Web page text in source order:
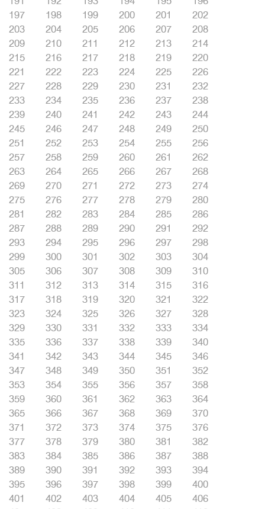
197
198 199 200 201
202
203
204 205 206 207
208
209
210 211 212 213
214
215
216 217 218 219
220
221
222 223 224 225
226
227
228 229 230 231
232
233
234 235 236 237
238
239
240 241 242 243
244
245
246 247 248 249
250
251
252 253 254 255
256
257
258 259 260 261
262
263
264 265 266 267
268
269
270 271 272 273
274
275
276 277 278 279
280
281
282 283 284 285
286
287
288 289 290 291
292
293
294 295 296 297
298
299
300 301 302 303
304
305
306 307 308 309
310
311
312 313 314 315
316
317
318 319 320 321
322
323
324 325 326 327
328
329
330 331 332 333
334
335
336 337 338 339
340
341
342 343 344 345
346
347
348 349 350 351
352
353
354 355 356 357
358
359
360 361 362 363
364
365
366 367 368 369
370
371
372 373 374 375
376
377
378 379 380 381
382
383
384 385 386 387
388
389
390 391 392 393
394
395
396 397 398 399
400
401
402 403 404 405
406